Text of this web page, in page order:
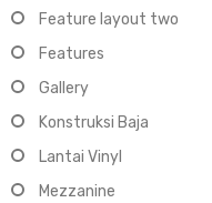
Feature layout two
Features
Gallery
Konstruksi Baja
Lantai Vinyl
Mezzanine